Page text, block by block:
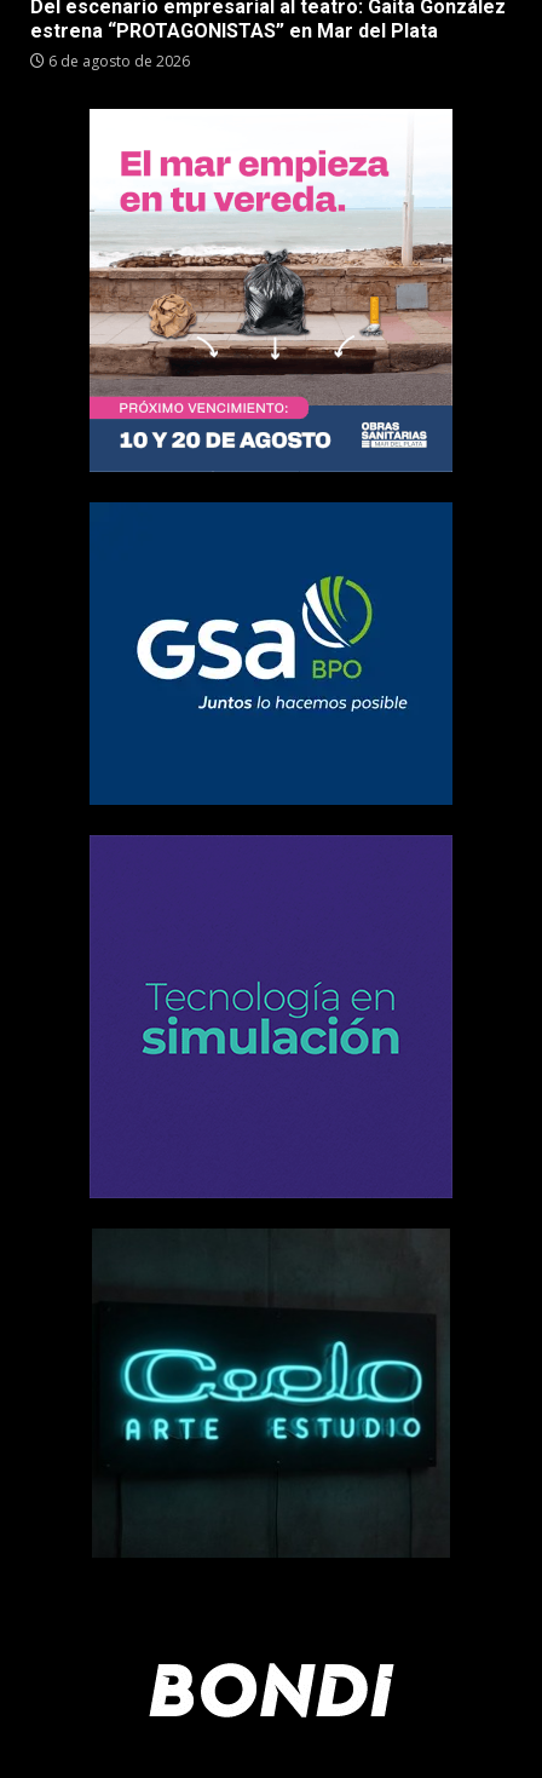
Del escenario empresarial al teatro: Gaita González
estrena “PROTAGONISTAS” en Mar del Plata
6 de agosto de 2026